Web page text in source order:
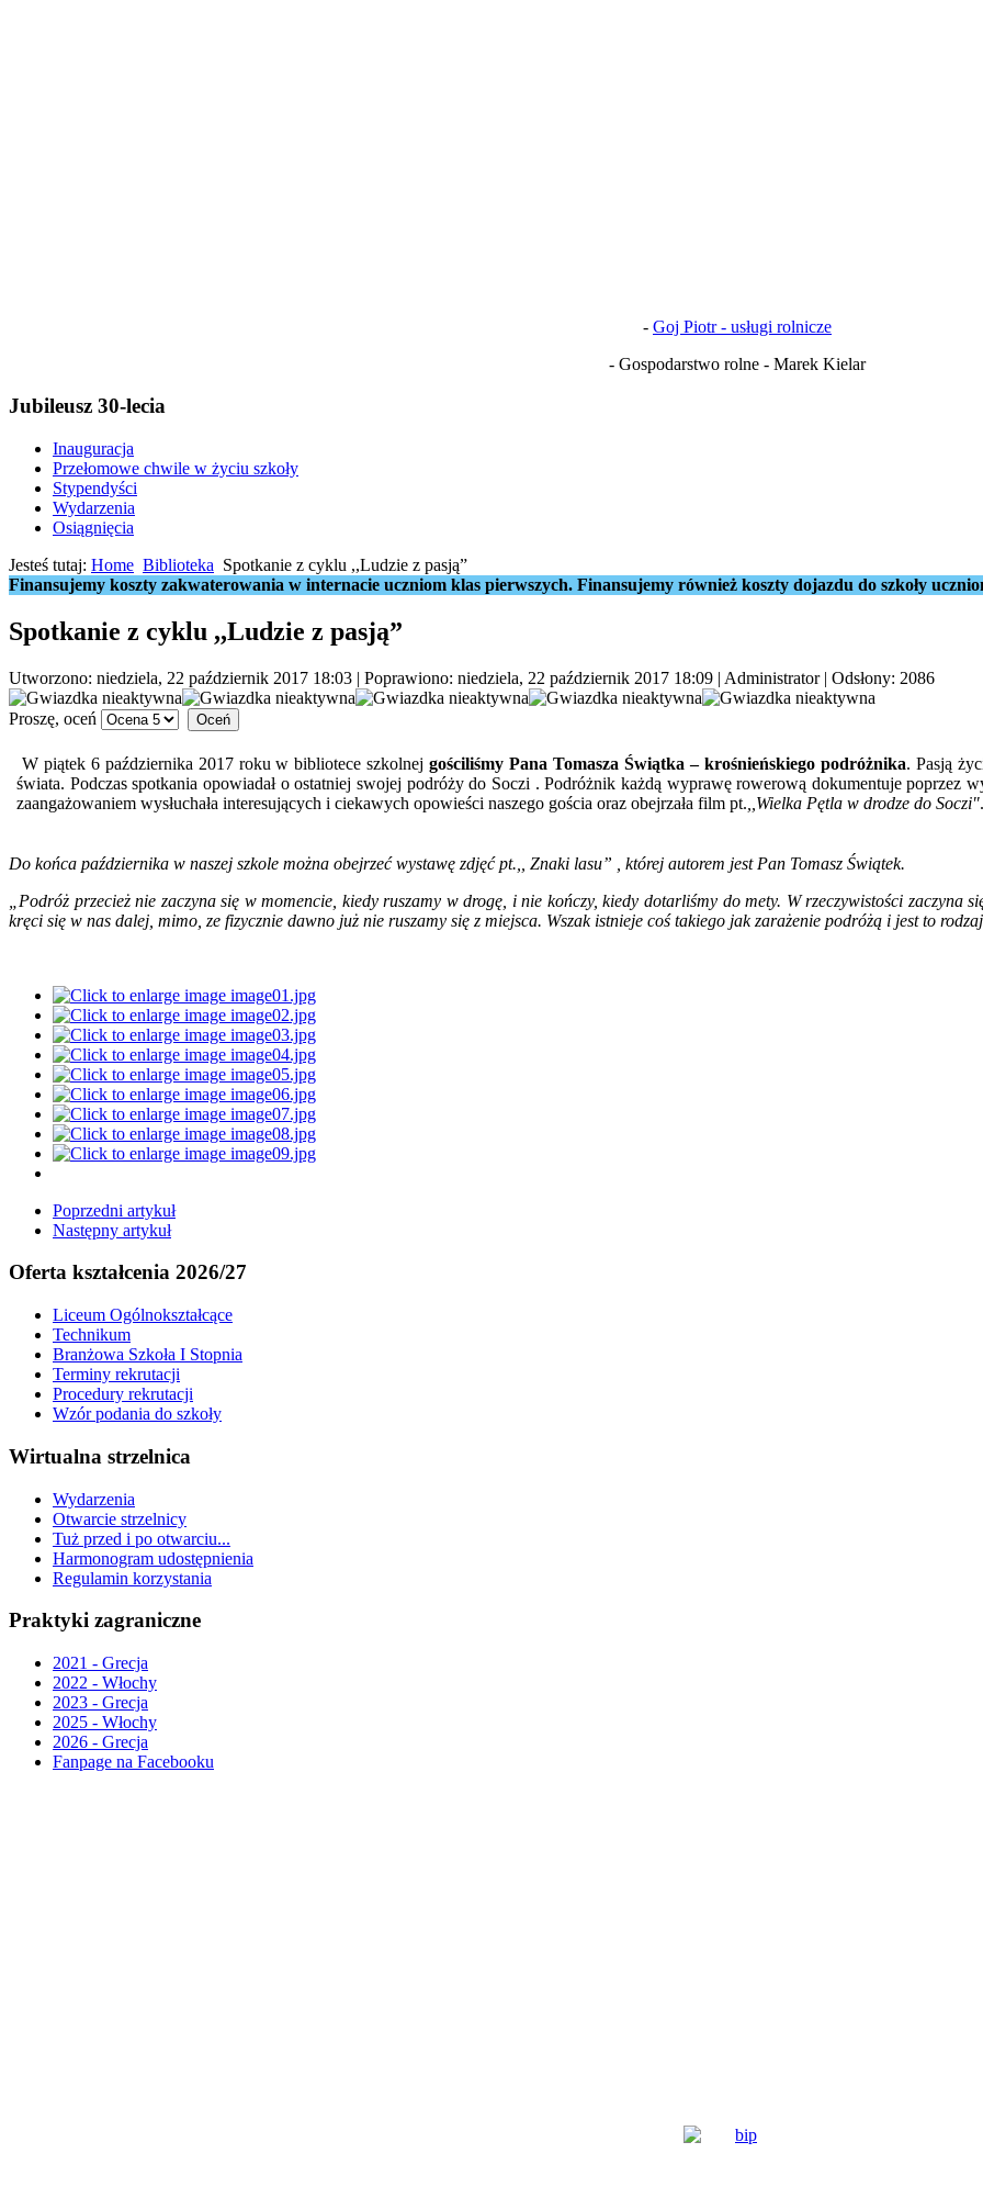
- Goj Piotr - usługi rolnicze
- Gospodarstwo rolne - Marek Kielar
Jubileusz 30-lecia
Inauguracja
Przełomowe chwile w życiu szkoły
Stypendyści
Wydarzenia
Osiągnięcia
Jesteś tutaj: Home Biblioteka Spotkanie z cyklu ,,Ludzie z pasją”
Finansujemy koszty zakwaterowania w internacie uczniom klas pierwszych. Finansujemy również koszty dojazdu do szkoły
Spotkanie z cyklu ,,Ludzie z pasją”
Utworzono: niedziela, 22 październik 2017 18:03 | Poprawiono: niedziela, 22 październik 2017 18:09 | Administrator| Odsłony: 2086
Proszę, oceń
W piątek 6 października 2017 roku w bibliotece szkolnejgościliśmy Pana Tomasza Świątka – krośnieńskiego podróżnika. Pasją
świata. Podczas spotkania opowiadał o ostatniej swojej podróży do Soczi . Podróżnik każdą wyprawę rowerową dokumentuje
zaangażowaniem wysłuchała interesujących i ciekawych opowieści naszego gościa oraz obejrzała film pt. ,,Wielka Pętla w drodze do Soczi".
Do końca października w naszej szkole można obejrzeć wystawę zdjęć pt.,, Znaki lasu” , której autorem jest Pan Tomasz Świątek.
„Podróż przecież nie zaczyna się w momencie, kiedy ruszamy w drogę, i nie kończy, kiedy dotarliśmy do mety. W rzeczywistości zaczyna
kręci się w nas dalej, mimo, ze fizycznie dawno już nie ruszamy się z miejsca. Wszak istnieje coś takiego jak zarażenie podróżą i jest to
Poprzedni artykuł
Następny artykuł
Oferta kształcenia 2026/27
Liceum Ogólnokształcące
Technikum
Branżowa Szkoła I Stopnia
Terminy rekrutacji
Procedury rekrutacji
Wzór podania do szkoły
Wirtualna strzelnica
Wydarzenia
Otwarcie strzelnicy
Tuż przed i po otwarciu...
Harmonogram udostępnienia
Regulamin korzystania
Praktyki zagraniczne
2021 - Grecja
2022 - Włochy
2023 - Grecja
2025 - Włochy
2026 - Grecja
Fanpage na Facebooku